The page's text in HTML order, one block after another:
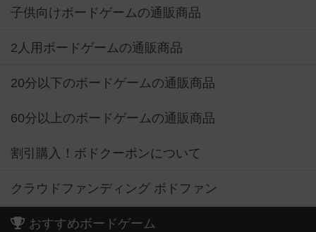
子供向けボードゲームの通販商品
2人用ボードゲームの通販商品
20分以下のボードゲームの通販商品
60分以上のボードゲームの通販商品
割引購入！ボドクーポンについて
クラウドファンディング ボドファン
おすすめボードゲーム